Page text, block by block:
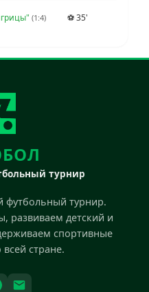
(1:4) ⚽ 35'
турнир
футбольный турнир.
развиваем детский и
спортивные
стране.